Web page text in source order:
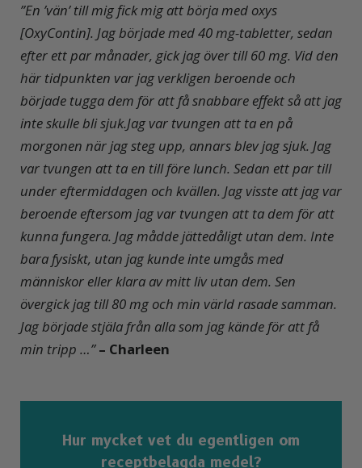
”En ’vän’ till mig fick mig att börja med oxys
[OxyContin]. Jag började med 40 mg-tabletter, sedan
efter ett par månader, gick jag över till 60 mg. Vid den
här tidpunkten var jag verkligen beroende och
började tugga dem för att få snabbare effekt så att jag
inte skulle bli sjuk.Jag var tvungen att ta en på
morgonen när jag steg upp, annars blev jag sjuk. Jag
var tvungen att ta en till före lunch. Sedan ett par till
under eftermiddagen och kvällen. Jag visste att jag var
beroende eftersom jag var tvungen att ta dem för att
kunna fungera. Jag mådde jättedåligt utan dem. Inte
bara fysiskt, utan jag kunde inte umgås med
människor eller klara av mitt liv utan dem. Sen
övergick jag till 80 mg och min värld rasade samman.
Jag började stjäla från alla som jag kände för att få
min tripp …”– Charleen
Hur mycket vet du egentligen om
receptbelagda medel?